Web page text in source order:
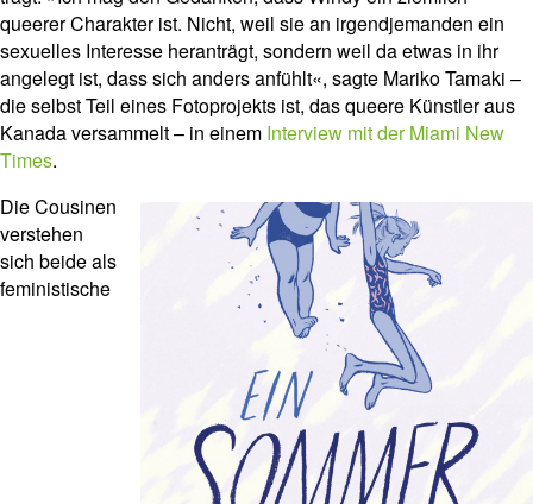
queerer Charakter ist. Nicht, weil sie an irgendjemanden ein
sexuelles Interesse heranträgt, sondern weil da etwas in ihr
angelegt ist, dass sich anders anfühlt«, sagte Mariko Tamaki –
die selbst Teil eines Fotoprojekts ist, das queere Künstler aus
Kanada versammelt – in einem Interview mit der Miami New
Times.
Die Cousinen
verstehen
sich beide als
feministische